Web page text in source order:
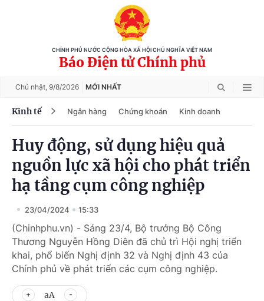
CHÍNH PHỦ NƯỚC CỘNG HÒA XÃ HỘI CHỦ NGHĨA VIỆT NAM
Báo Điện tử Chính phủ
Chủ nhật, 9/8/2026 MỚI NHẤT
Kinh tế Ngân hàng Chứng khoán Kinh doanh
Huy động, sử dụng hiệu quả
nguồn lực xã hội cho phát triển
hạ tầng cụm công nghiệp
23/04/2024 15:33
(Chinhphu.vn) - Sáng 23/4, Bộ trưởng Bộ Công
Thương Nguyễn Hồng Diên đã chủ trì Hội nghị triển
khai, phổ biến Nghị định 32 và Nghị định 43 của
Chính phủ về phát triển các cụm công nghiệp.
aA